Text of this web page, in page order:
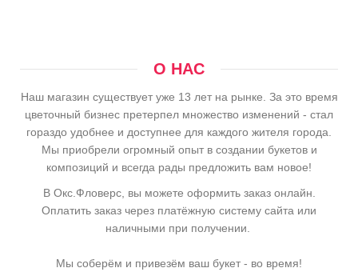
О НАС
Наш магазин существует уже 13 лет на рынке. За это время
цветочный бизнес претерпел множество изменений - стал
гораздо удобнее и доступнее для каждого жителя города.
Мы приобрели огромный опыт в создании букетов и
композиций и всегда рады предложить вам новое!
В Окс.Фловерс, вы можете оформить заказ онлайн.
Оплатить заказ через платёжную систему сайта или
наличными при получении.
Мы соберём и привезём ваш букет - во время!